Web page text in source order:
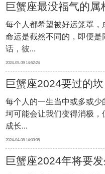
巨蟹座最没福气的
不好
每个人都希望被好运笼罩
命运是截然不同的，即便
话，彼...
2024-05-09 14:52:24
巨蟹座2024要过的
每个人的一生当中或多或
坷可能会让我们变得消极
成长...
2024-04-08 14:03:05
巨蟹座2024年将要